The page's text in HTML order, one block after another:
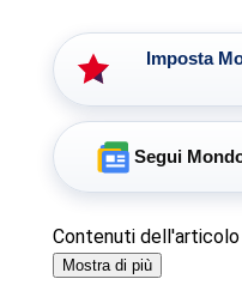
Imposta
Segui
Contenuti dell'articolo
Mostra di più